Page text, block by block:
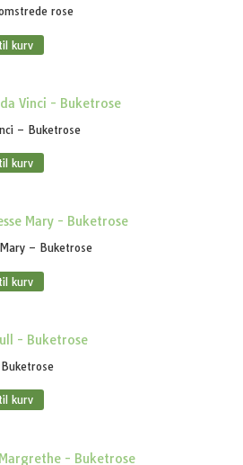
rose
kurv
– Buketrose
kurv
– Buketrose
kurv
kurv